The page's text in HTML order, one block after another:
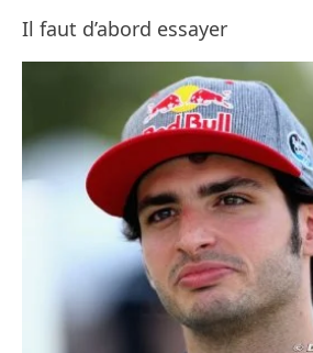
Il faut d’abord essayer